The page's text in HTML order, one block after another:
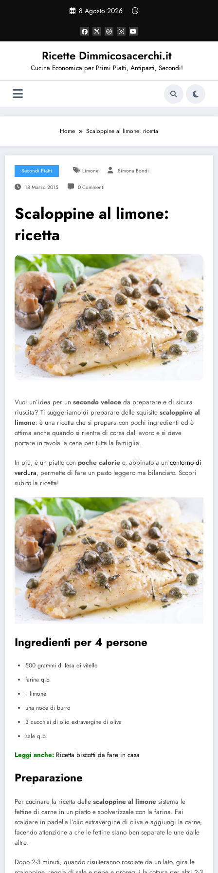
8 Agosto 2026
Ricette Dimmicosacerchi.it
Cucina Economica per Primi Piatti, Antipasti, Secondi!
Home Scaloppine al limone: ricetta
Secondi Piatti Limone Simona Bondi
18 Marzo 2015 0 Commenti
Scaloppine al limone:
ricetta
Vuoi un’idea per un secondo veloce da preparare e di sicura
riuscita? Ti suggeriamo di preparare delle squisite scaloppine al
limone: è una ricetta che si prepara con pochi ingredienti ed è
ottima anche quando si rientra di corsa dal lavoro e si deve
portare in tavola la cena per tutta la famiglia.
In più, è un piatto con poche calorie e, abbinato a un contorno di
verdura, permette di fare un pasto leggero ma bilanciato. Scopri
subito la ricetta!
Ingredienti per 4 persone
500 grammi di fesa di vitello
farina q.b.
1 limone
una noce di burro
3 cucchiai di olio extravergine di oliva
sale q.b.
Leggi anche: Ricetta biscotti da fare in casa
Preparazione
Per cucinare la ricetta delle scaloppine al limone sistema le
fettine di carne in un piatto e spolverizzale con la farina. Fai
scaldare in padella l’olio extravergine di oliva e aggiungi la carne,
facendo attenzione a che le fettine siano ben separate le une dalle
altre.
Dopo 2-3 minuti, quando risulteranno rosolate da un lato, gira le